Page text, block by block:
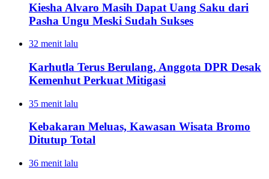
Kiesha Alvaro Masih Dapat Uang Saku dari
Pasha Ungu Meski Sudah Sukses
32 menit lalu
Karhutla Terus Berulang, Anggota DPR Desak
Kemenhut Perkuat Mitigasi
35 menit lalu
Kebakaran Meluas, Kawasan Wisata Bromo
Ditutup Total
36 menit lalu